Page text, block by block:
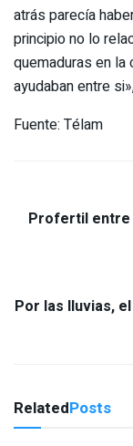
atrás parecía
principio no lo
quemaduras en
ayudaban entre
Fuente: Télam
Profertil entre
Por las lluvias,
RelatedPosts